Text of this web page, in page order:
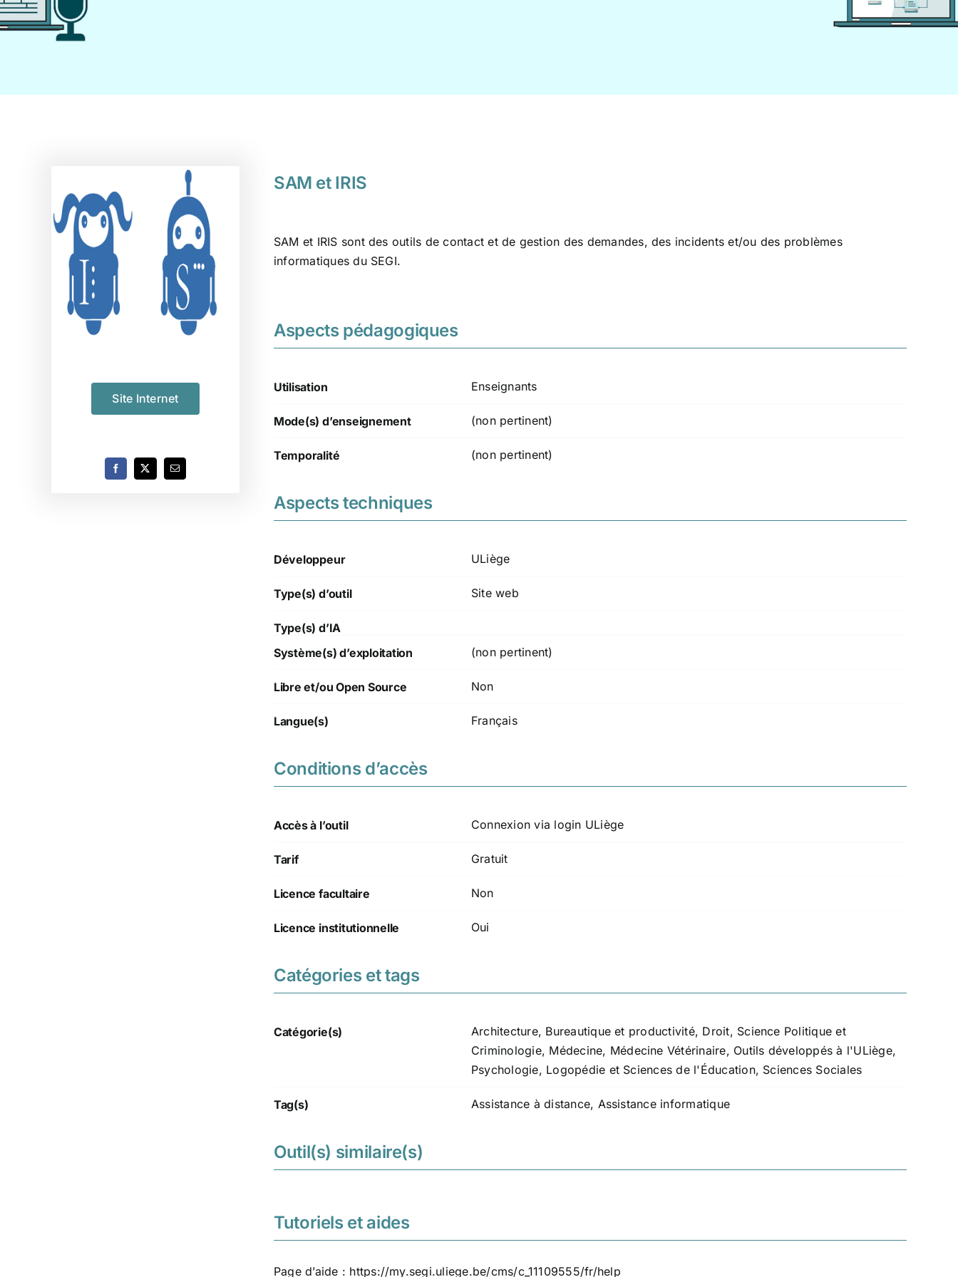
Site Internet
SAM et IRIS
SAM et IRIS sont des outils de contact et de gestion des demandes, des incidents et/ou des problèmes
informatiques du SEGI.
Aspects pédagogiques
Utilisation Enseignants
Mode(s) d’enseignement (non pertinent)
Temporalité (non pertinent)
Aspects techniques
Développeur ULiège
Type(s) d’outil Site web
Type(s) d’IA
Système(s) d’exploitation
(non pertinent)
Libre et/ou Open Source Non
Langue(s) Français
Conditions d’accès
Accès à l’outil Connexion via login ULiège
Tarif Gratuit
Licence facultaire Non
Licence institutionnelle Oui
Catégories et tags
Catégorie(s) Architecture, Bureautique et productivité, Droit, Science Politique et
Criminologie, Médecine, Médecine Vétérinaire, Outils développés à l'ULiège,
Psychologie, Logopédie et Sciences de l'Éducation, Sciences Sociales
Tag(s) Assistance à distance, Assistance informatique
Outil(s) similaire(s)
Tutoriels et aides
Page d’aide : https://my.segi.uliege.be/cms/c_11109555/fr/help